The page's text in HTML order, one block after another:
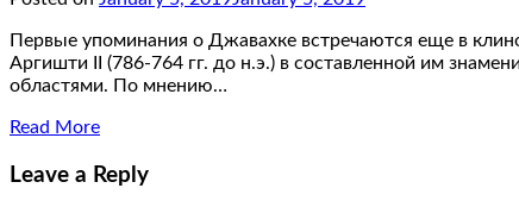
Первые упоминания о Джавахке встречаются еще в
Аргишти II (786-764 гг. до н.э.) в составленной им
областями. По мнению…
Read More
Leave a Reply